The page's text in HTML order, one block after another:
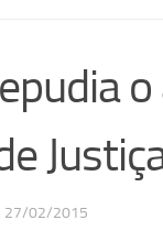
27/02/2015